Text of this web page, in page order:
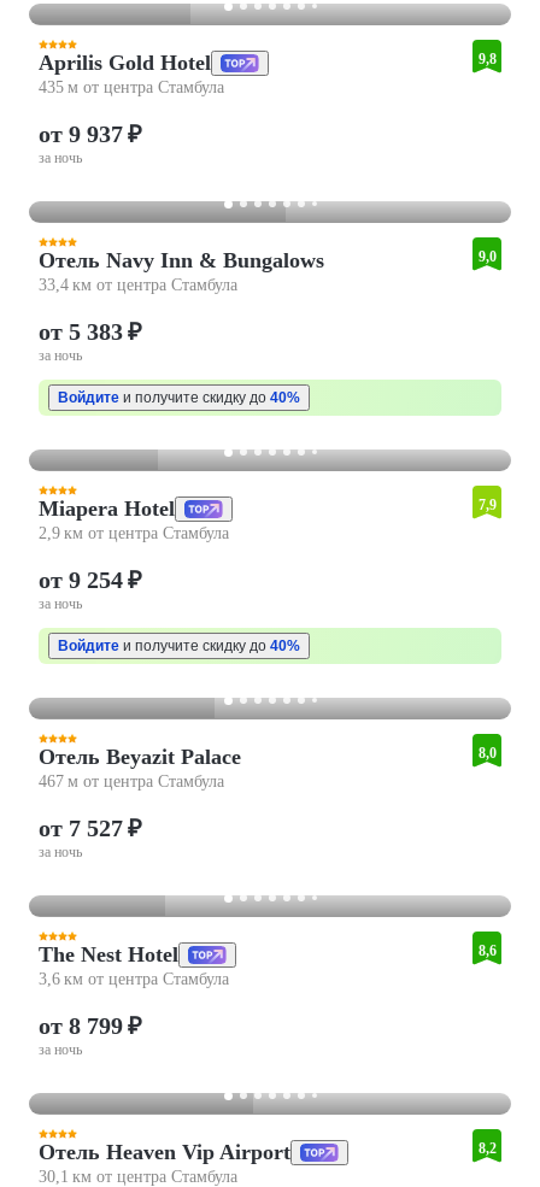
Aprilis Gold Hotel
435 м от центра Стамбула
9,8
от 9 937 ₽
за ночь
Отель Navy Inn & Bungalows
33,4 км от центра Стамбула
9,0
от 5 383 ₽
за ночь
Войдите и получите скидку до 40%
Miapera Hotel
2,9 км от центра Стамбула
7,9
от 9 254 ₽
за ночь
Войдите и получите скидку до 40%
Отель Beyazit Palace
467 м от центра Стамбула
8,0
от 7 527 ₽
за ночь
The Nest Hotel
3,6 км от центра Стамбула
8,6
от 8 799 ₽
за ночь
Отель Heaven Vip Airport
30,1 км от центра Стамбула
8,2